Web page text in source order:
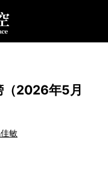
（2026年5月
敏